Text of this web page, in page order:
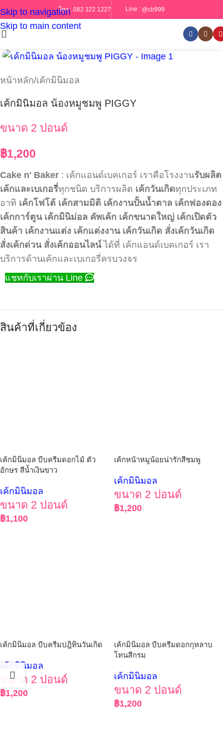
Skip to navigation
Skip to main content
โทร : 082 322 1227 Line : @cb999
หน้าหลัก/เค้กมินิมอล
เค้กมินิมอล น้องหมูชมพู PIGGY
ขนาด 2 ปอนด์
฿1,200
Cake n' Baker : เค้กแอนด์เบคเกอร์ เราคือโรงงานรับผลิต
เค้กและเบเกอรี่ทุกชนิด บริการผลิต เค้กวันเกิดทุกประเภท
อาทิ เค้กโฟโต้ เค้กสามมิติ เค้กงานปั้นน้ำตาล เค้กฟองดอง
เค้กการ์ตูน เค้กมินิม่อล คัพเค้ก เค้กขนาดใหญ่ เค้กเปิดตัว
สินค้า เค้กงานแต่ง เค้กแต่งงาน เค้กวันเกิด สั่งเค้กวันเกิด
สั่งเค้กด่วน สั่งเค้กออนไลน์ได้ที่ เค้กแอนด์เบคเกอร์ เรา
บริการด้านเค้กและเบเกอรี่ครบวงจร
แชทกับเราผ่าน Line
สินค้าที่เกี่ยวข้อง
เค้กมินิมอล บีบครีมดอกไม้ ตัว
อักษร สีน้ำเงินขาว
เค้กมินิมอล
ขนาด 2 ปอนด์
฿1,100
เค้กหน้าหมูน้อยน่ารักสีชมพู
เค้กมินิมอล
ขนาด 2 ปอนด์
฿1,200
เค้กมินิมอล บีบครีมปฎิทินวันเกิด
เค้กมินิมอล
ขนาด 2 ปอนด์
฿1,200
เค้กมินิมอล บีบครีมดอกกุหลาบ
โทนสีกรม
เค้กมินิมอล
ขนาด 2 ปอนด์
฿1,200